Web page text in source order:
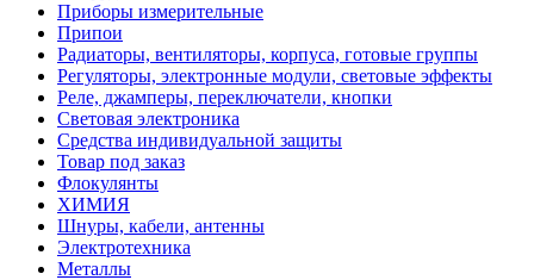
Приборы измерительные
Припои
Радиаторы, вентиляторы, корпуса, готовые группы
Регуляторы, электронные модули, световые эффекты
Реле, джамперы, переключатели, кнопки
Световая электроника
Средства индивидуальной защиты
Товар под заказ
Флокулянты
ХИМИЯ
Шнуры, кабели, антенны
Электротехника
Металлы